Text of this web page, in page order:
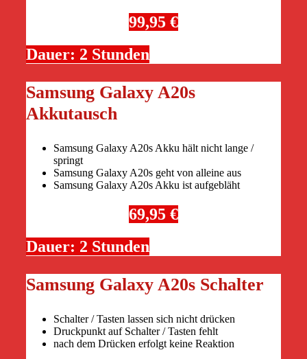
99,95 €
Dauer: 2 Stunden
Samsung Galaxy A20s
Akkutausch
Samsung Galaxy A20s Akku hält nicht lange /
springt
Samsung Galaxy A20s geht von alleine aus
Samsung Galaxy A20s Akku ist aufgebläht
69,95 €
Dauer: 2 Stunden
Samsung Galaxy A20s Schalter
Schalter / Tasten lassen sich nicht drücken
Druckpunkt auf Schalter / Tasten fehlt
nach dem Drücken erfolgt keine Reaktion